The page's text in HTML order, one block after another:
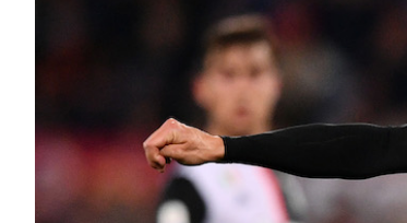
Tecnologia
Scienza
Moda
Libri
Consumismi
Ok Boomer!
Media